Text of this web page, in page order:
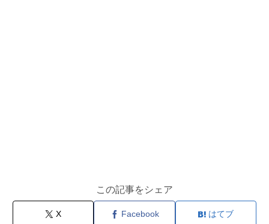
この記事をシェア
X Facebook はてブ